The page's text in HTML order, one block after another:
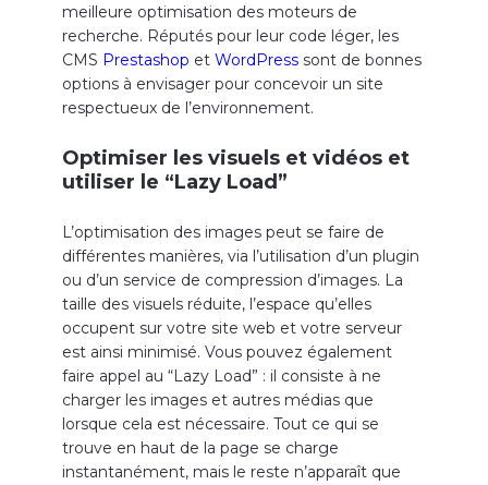
meilleure optimisation des moteurs de
recherche. Réputés pour leur code léger, les
CMS Prestashop et WordPress sontde bonnes
options à envisager pour concevoir un site
respectueux de l’environnement.
Optimiser les visuels et vidéos et
utiliser le “Lazy Load”
L’optimisation des images peut se faire de
différentes manières, via l’utilisation d’un plugin
ou d’un service de compression d’images. La
taille des visuels réduite, l’espace qu’elles
occupent sur votre site web et votre serveur
est ainsi minimisé. Vous pouvez également
faire appel au “Lazy Load” : il consiste à ne
charger les images et autres médias que
lorsque cela est nécessaire. Tout ce qui se
trouve en haut de la page se charge
instantanément, mais le reste n’apparaît que